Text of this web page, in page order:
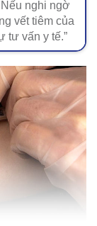
nghi ngờ
vết tiêm của
tư vấn y tế.”